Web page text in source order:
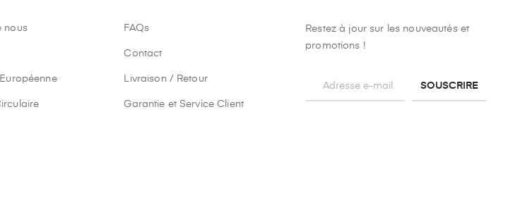
nous FAQs
Contact
Livraison / Retour
Garantie et Service Client
Restez à jour sur les nouveautés et
promotions !
SOUSCRIRE